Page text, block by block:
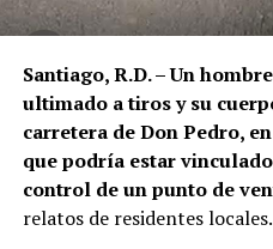
Santiago, R.D. – Un
ultimado a tiros y su
carretera de Don Pedro,
que podría estar
control de un punto de
relatos de residentes locales.